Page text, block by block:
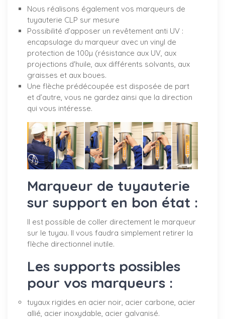
Nous réalisons également vos marqueurs de
tuyauterie CLP sur mesure
Possibilité d’apposer un revêtement anti UV :
encapsulage du marqueur avec un vinyl de
protection de 100µ (résistance aux UV, aux
projections d'huile, aux différents solvants, aux
graisses et aux boues.
Une flèche prédécoupée est disposée de part
et d’autre, vous ne gardez ainsi que la direction
qui vous intéresse.
Marqueur de tuyauterie
sur support en bon état :
Il est possible de coller directement le marqueur
sur le tuyau. Il vous faudra simplement retirer la
flèche directionnel inutile.
Les supports possibles
pour vos marqueurs :
tuyaux rigides en acier noir, acier carbone, acier
allié, acier inoxydable, acier galvanisé.